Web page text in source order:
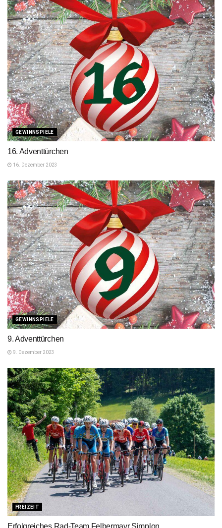
GEWINNSPIELE
16. Adventtürchen
16. Dezember 2023
GEWINNSPIELE
9. Adventtürchen
9. Dezember 2023
FREIZEIT
Erfolgreiches Rad-Team Felbermayr Simplon